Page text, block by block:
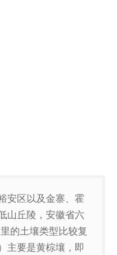
安区以及金寨、霍
山丘陵，安徽省六
的土壤类型比较复
主要是黄棕壤，即